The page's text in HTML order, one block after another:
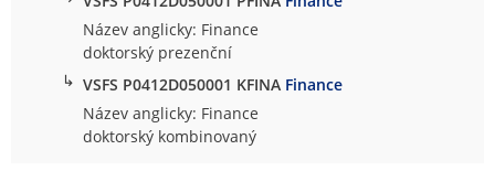
Název anglicky: Finance
doktorský prezenční
↳ VSFS P0412D050001 KFINA Finance
Název anglicky: Finance
doktorský kombinovaný